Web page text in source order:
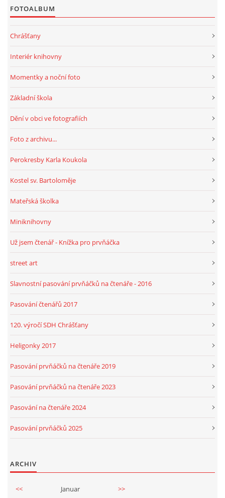
FOTOALBUM
Chrášťany
Interiér knihovny
Momentky a noční foto
Základní škola
Dění v obci ve fotografiích
Foto z archivu...
Perokresby Karla Koukola
Kostel sv. Bartoloměje
Mateřská školka
Miniknihovny
Už jsem čtenář - Knížka pro prvňáčka
street art
Slavnostní pasování prvňáčků na čtenáře - 2016
Pasování čtenářů 2017
120. výročí SDH Chrášťany
Heligonky 2017
Pasování prvňáčků na čtenáře 2019
Pasování prvňáčků na čtenáře 2023
Pasování na čtenáře 2024
Pasování prvňáčků 2025
ARCHIV
<< Januar >>